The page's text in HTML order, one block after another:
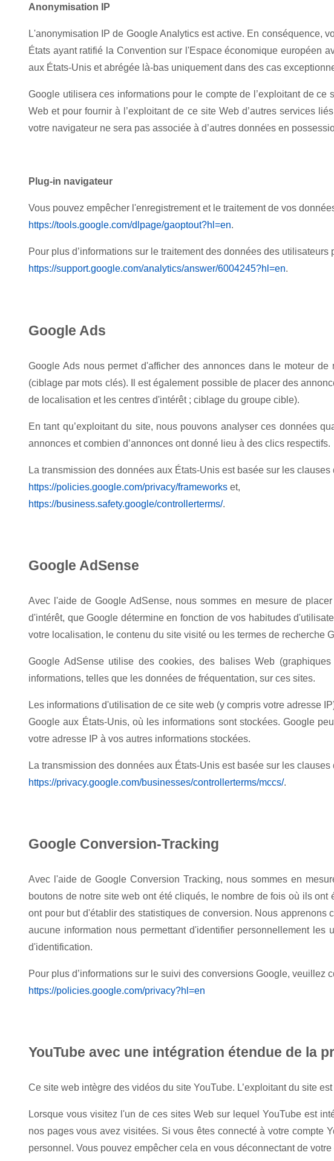
Anonymisation IP
L'anonymisation IP de Google Analytics est active. En conséquence,
États ayant ratifié la Convention sur l'Espace économique européen
aux États-Unis et abrégée là-bas uniquement dans des cas
Google utilisera ces informations pour le compte de l’exploitant de
Web et pour fournir à l’exploitant de ce site Web d’autres services
votre navigateur ne sera pas associée à d’autres données en
Plug-in navigateur
Vous pouvez empêcher l'enregistrement et le traitement de vos
https://tools.google.com/dlpage/gaoptout?hl=en.
Pour plus d’informations sur le traitement des données des
https://support.google.com/analytics/answer/6004245?hl=en.
Google Ads
Google Ads nous permet d'afficher des annonces dans le moteur
(ciblage par mots clés). Il est également possible de placer des
de localisation et les centres d'intérêt ; ciblage du groupe cible).
En tant qu’exploitant du site, nous pouvons analyser ces données
annonces et combien d’annonces ont donné lieu à des clics respectifs.
La transmission des données aux États-Unis est basée sur les
https://policies.google.com/privacy/frameworks et,
https://business.safety.google/controllerterms/.
Google AdSense
Avec l'aide de Google AdSense, nous sommes en mesure de
d'intérêt, que Google détermine en fonction de vos habitudes
votre localisation, le contenu du site visité ou les termes de recherche
Google AdSense utilise des cookies, des balises Web
informations, telles que les données de fréquentation, sur ces sites.
Les informations d'utilisation de ce site web (y compris votre adresse
Google aux États-Unis, où les informations sont stockées. Google
votre adresse IP à vos autres informations stockées.
La transmission des données aux États-Unis est basée sur les
https://privacy.google.com/businesses/controllerterms/mccs/.
Google Conversion-Tracking
Avec l'aide de Google Conversion Tracking, nous sommes en
boutons de notre site web ont été cliqués, le nombre de fois où ils
ont pour but d'établir des statistiques de conversion. Nous
aucune information nous permettant d'identifier personnellement
d'identification.
Pour plus d’informations sur le suivi des conversions Google,
https://policies.google.com/privacy?hl=en
YouTube avec une intégration étendue de la
Ce site web intègre des vidéos du site YouTube. L’exploitant du site
Lorsque vous visitez l'un de ces sites Web sur lequel YouTube est
nos pages vous avez visitées. Si vous êtes connecté à votre compte
personnel. Vous pouvez empêcher cela en vous déconnectant de votre